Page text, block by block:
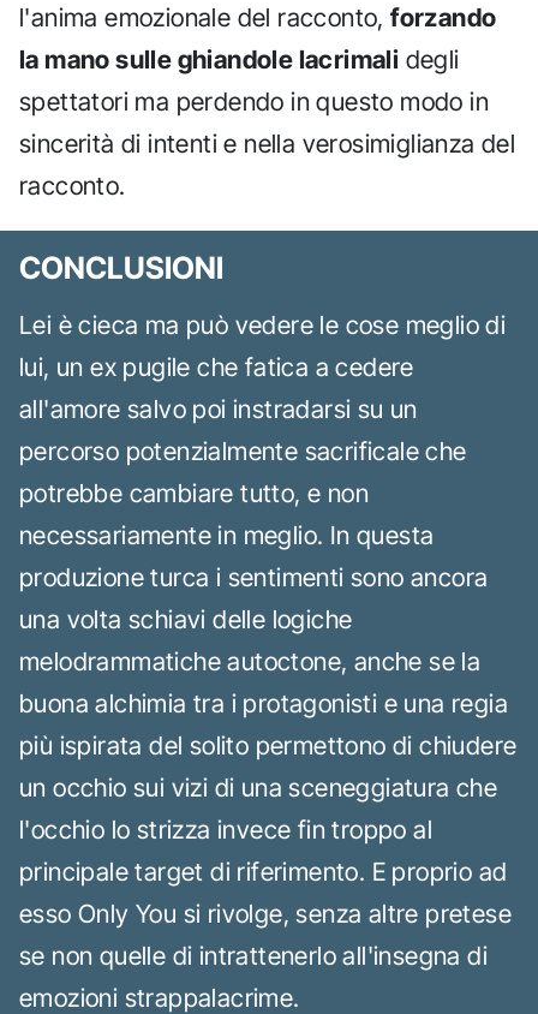
l'anima emozionale del racconto,forzando
la mano sulle ghiandole lacrimali degli
spettatori ma perdendo in questo modo in
sincerità di intenti e nella verosimiglianza del
racconto.
CONCLUSIONI
Lei è cieca ma può vedere le cose meglio di
lui, un ex pugile che fatica a cedere
all'amore salvo poi instradarsi su un
percorso potenzialmente sacrificale che
potrebbe cambiare tutto, e non
necessariamente in meglio. In questa
produzione turca i sentimenti sono ancora
una volta schiavi delle logiche
melodrammatiche autoctone, anche se la
buona alchimia tra i protagonisti e una regia
più ispirata del solito permettono di chiudere
un occhio sui vizi di una sceneggiatura che
l'occhio lo strizza invece fin troppo al
principale target di riferimento. E proprio ad
esso Only You si rivolge, senza altre pretese
se non quelle di intrattenerlo all'insegna di
emozioni strappalacrime.